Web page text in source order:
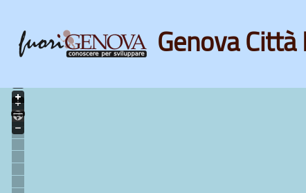
Skip
main
content
Genova